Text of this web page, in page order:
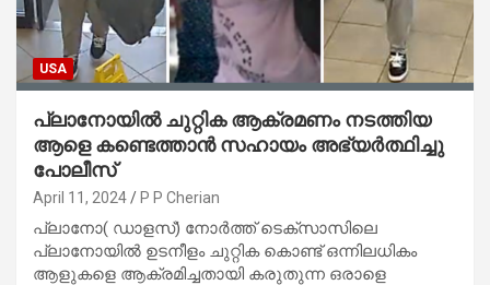
USA
പ്ലാനോയിൽ ചുറ്റിക ആക്രമണം നടത്തിയ
ആളെ കണ്ടെത്താൻ സഹായം അഭ്യർത്ഥിച്ചു
പോലീസ്
April 11, 2024 P P Cherian
പ്ലാനോ( ഡാളസ്) നോർത്ത് ടെക്‌സാസിലെ
പ്ലാനോയിൽ ഉടനീളം ചുറ്റിക കൊണ്ട് ഒന്നിലധികം
ആളുകളെ ആക്രമിച്ചതായി കരുതുന്ന ഒരാളെ